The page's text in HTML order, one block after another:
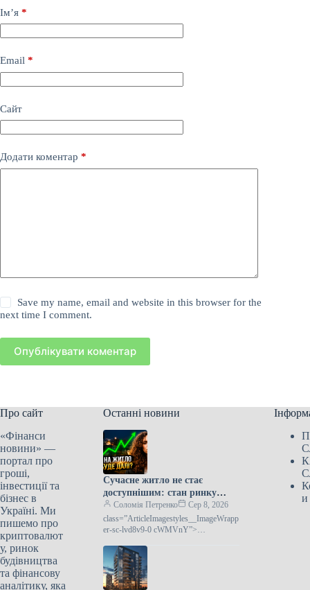
Ім’я *
Email *
Сайт
Додати коментар *
Save my name, email and website in this browser for the
next time I comment.
Опублікувати коментар
Про сайт
«Фінанси
новини» —
портал про
гроші,
інвестиції та
бізнес в
Україні. Ми
пишемо про
криптовалют
у, ринок
будівництва
та фінансову
аналітику, яка
Останні новини
Сучасне житло не стає
доступнішим: стан ринку
нерухомості
Соломія Петренко
Сер 8, 2026
class=”ArticleImagestyles__ImageWrapp
er-sc-lvd8v9-0 cWMVnY”>
відбувається з ринком
житлаПропозиції на первинному ринку
не стають
и